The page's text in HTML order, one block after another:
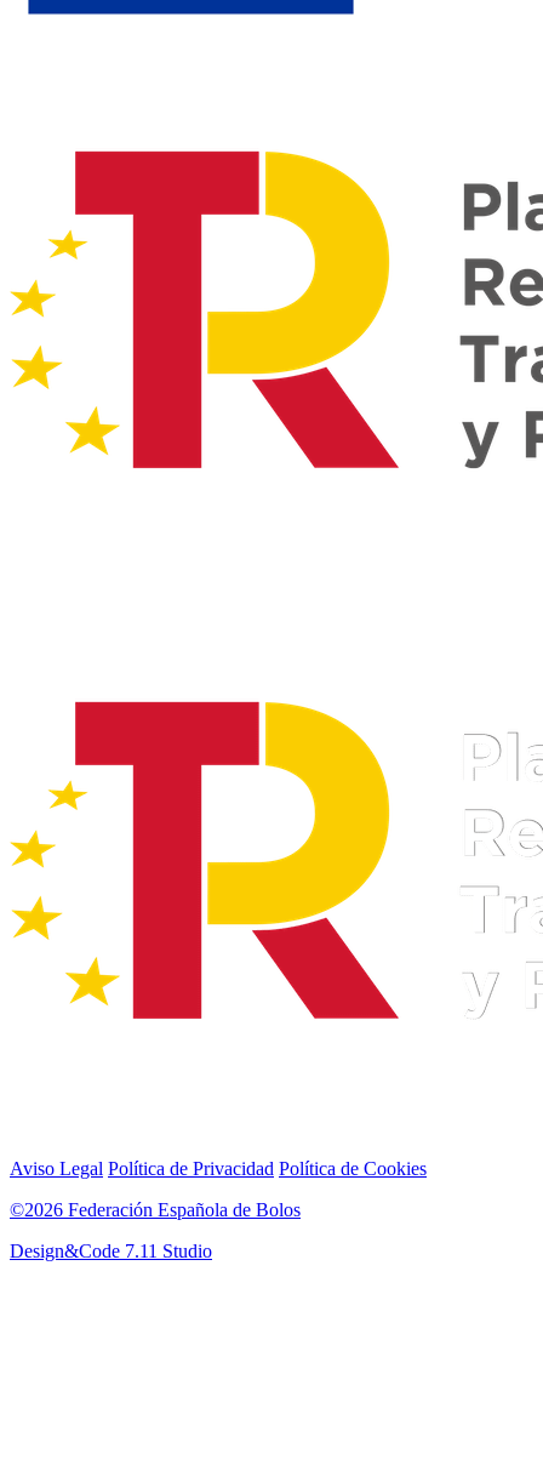
Aviso Legal Política de Privacidad Política de Cookies
©2026 Federación Española de Bolos
Design&Code 7.11 Studio